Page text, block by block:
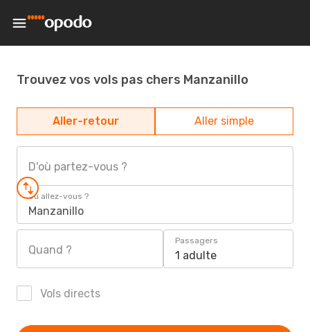
Trouvez vos vols pas chers Manzanillo
Aller-retour Aller simple
D'où partez-vous ?
Où allez-vous ?
Manzanillo
Quand ?
Passagers
1 adulte
Vols directs